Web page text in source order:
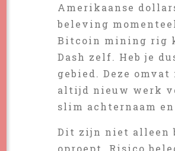
Amerikaanse
beleving
Bitcoin mining rig
Dash zelf. Heb je
gebied. Deze
altijd nieuw werk
slim achternaam
Dit zijn niet alleen
oproept. Risico